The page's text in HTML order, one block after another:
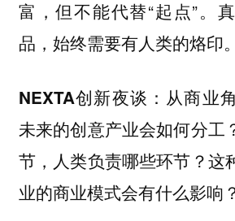
富，但不能代替“起点”。
品，始终需要有人类的烙印。
NEXTA创新夜谈：从商业
未来的创意产业会如何分工
节，人类负责哪些环节？这
业的商业模式会有什么影响